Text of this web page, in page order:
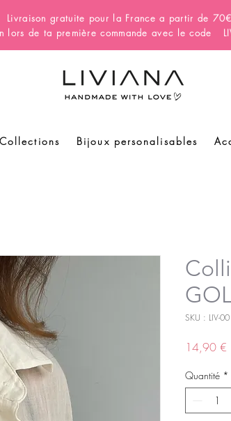
Livraison gratuite pour la France a partir de 70€
lors de ta première commande avec le code
Collections Bijoux personalisables
SKU : LIV-
14,90 €
Quantité *